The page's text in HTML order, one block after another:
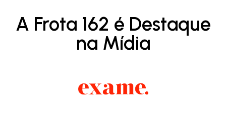
A Frota 162 é Destaque
na Mídia